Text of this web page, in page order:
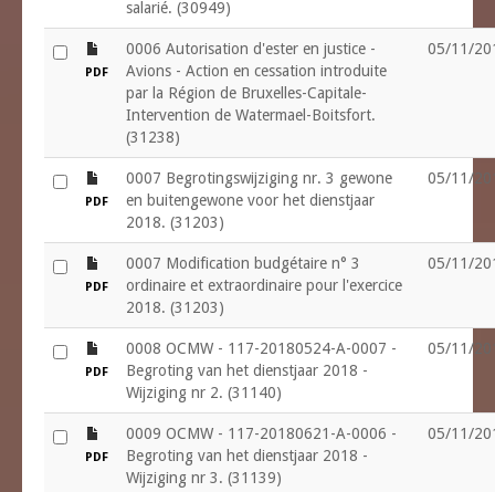
salarié. (30949)
PDF
0006 Autorisation d'ester en justice -
Avions - Action en cessation introduite
par la Région de Bruxelles-Capitale-
Intervention de Watermael-Boitsfort.
(31238)
05/11/
PDF
0007 Begrotingswijziging nr. 3 gewone
en buitengewone voor het dienstjaar
2018. (31203)
05/11/
PDF
0007 Modification budgétaire n° 3
ordinaire et extraordinaire pour l'exercice
2018. (31203)
05/11/
PDF
0008 OCMW - 117-20180524-A-0007 -
Begroting van het dienstjaar 2018 -
Wijziging nr 2. (31140)
05/11/
PDF
0009 OCMW - 117-20180621-A-0006 -
Begroting van het dienstjaar 2018 -
Wijziging nr 3. (31139)
05/11/